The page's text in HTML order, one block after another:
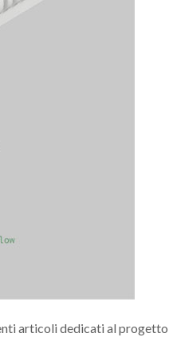
articoli dedicati al progetto